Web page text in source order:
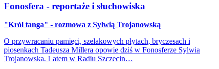
Fonosfera - reportaże i słuchowiska
"Król tanga" - rozmowa z Sylwią Trojanowską
O przywracaniu pamięci, szelakowych płytach, bryczesach i
piosenkach Tadeusza Millera opowie dziś w Fonosferze Sylwia
Trojanowska. Latem w Radiu Szczecin…